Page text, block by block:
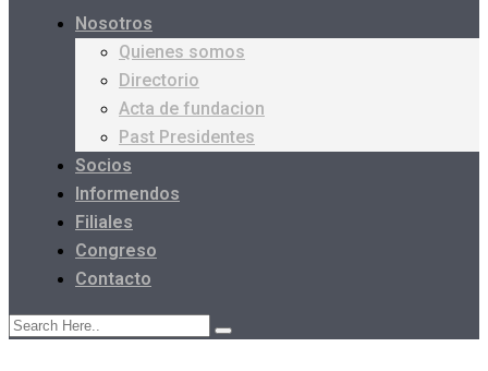
Nosotros
Quienes somos
Directorio
Acta de fundacion
Past Presidentes
Socios
Informendos
Filiales
Congreso
Contacto